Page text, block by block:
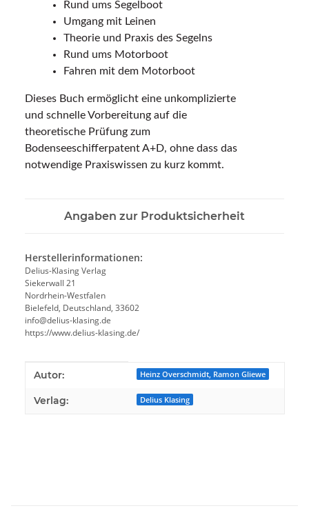
Rund ums Segelboot
Umgang mit Leinen
Theorie und Praxis des Segelns
Rund ums Motorboot
Fahren mit dem Motorboot
Dieses Buch ermöglicht eine unkomplizierte
und schnelle Vorbereitung auf die
theoretische Prüfung zum
Bodenseeschifferpatent A+D, ohne dass das
notwendige Praxiswissen zu kurz kommt.
Angaben zur Produktsicherheit
Herstellerinformationen:
Delius-Klasing Verlag
Siekerwall 21
Nordrhein-Westfalen
Bielefeld, Deutschland, 33602
info@delius-klasing.de
https://www.delius-klasing.de/
Produkteigenschaft
Wert
Autor: Heinz Overschmidt, Ramon Gliewe
Verlag: Delius Klasing